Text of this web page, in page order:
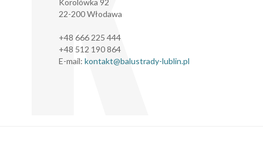
Korolówka 92
22-200 Włodawa
+48 666 225 444
+48 512 190 864
E-mail: kontakt@balustrady-lublin.pl